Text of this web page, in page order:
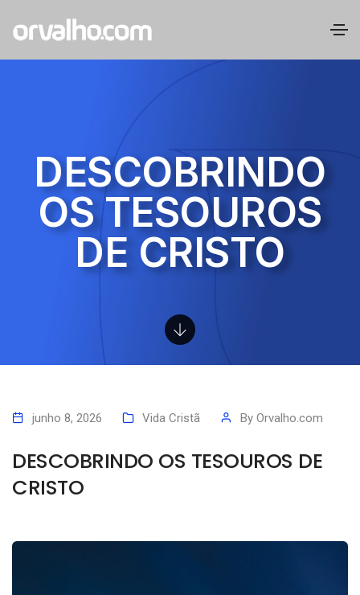
DESCOBRINDO
OS TESOUROS
DE CRISTO
junho 8, 2026 Vida Cristã By Orvalho.com
DESCOBRINDO OS TESOUROS DE
CRISTO